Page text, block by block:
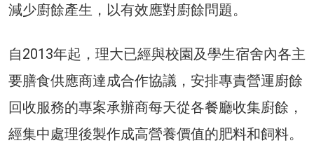
減少廚餘產生，以有效應對廚餘問題。
自2013年起，理大已經與校園及學生宿舍內各主
要膳食供應商達成合作協議，安排專責營運廚餘
回收服務的專案承辦商每天從各餐廳收集廚餘，
經集中處理後製作成高營養價值的肥料和飼料。